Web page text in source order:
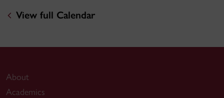
View full Calendar
About
Academics